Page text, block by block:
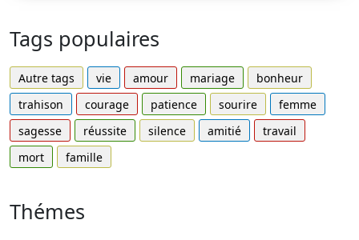
Tags populaires
Autre tags vie amour mariage
bonheur
trahison
courage patience sourire
femme
sagesse
réussite silence amitié
travail
mort
famille
Thémes